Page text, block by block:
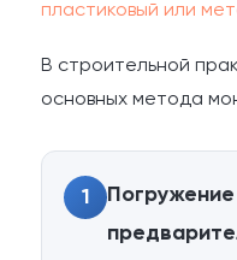
пластиковый или
В строительной
основных метода
1